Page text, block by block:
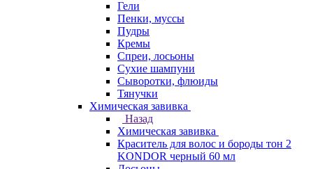
Гели
Пенки, муссы
Пудры
Кремы
Спреи, лосьоны
Сухие шампуни
Сыворотки, флюиды
Тянучки
Химическая завивка
Назад
Химическая завивка
Краситель для волос и бороды тон 2
KONDOR черный 60 мл